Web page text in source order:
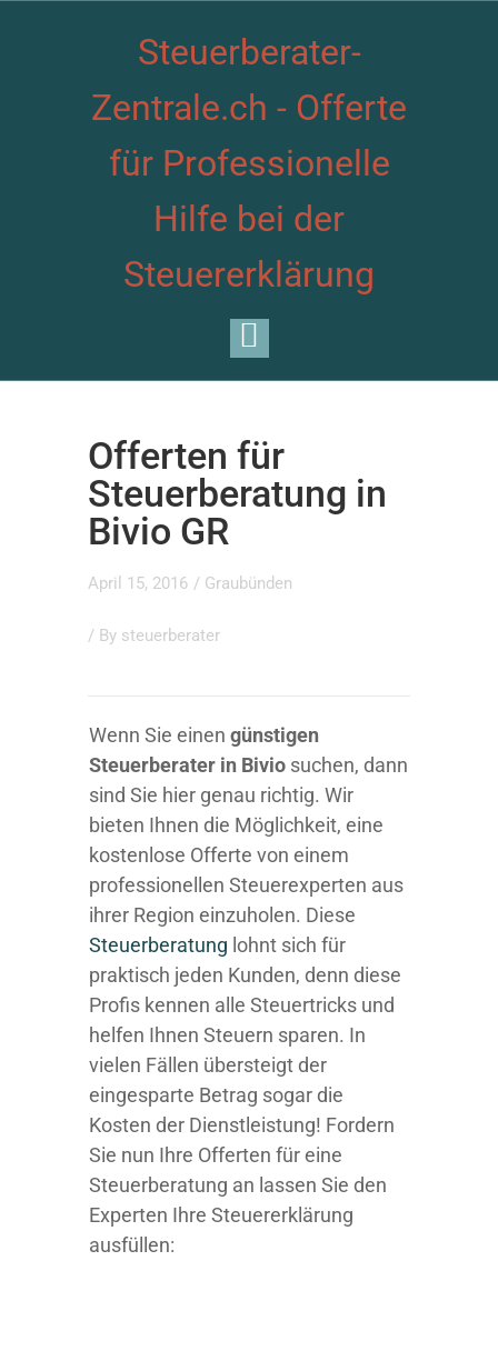
Steuerberater-
Zentrale.ch - Offerte
für Professionelle
Hilfe bei der
Steuererklärung
Offerten für
Steuerberatung in
Bivio GR
April 15, 2016 / Graubünden
/ By steuerberater
Wenn Sie einen günstigen
Steuerberater in Bivio suchen, dann
sind Sie hier genau richtig. Wir
bieten Ihnen die Möglichkeit, eine
kostenlose Offerte von einem
professionellen Steuerexperten aus
ihrer Region einzuholen. Diese
Steuerberatung lohnt sich für
praktisch jeden Kunden, denn diese
Profis kennen alle Steuertricks und
helfen Ihnen Steuern sparen. In
vielen Fällen übersteigt der
eingesparte Betrag sogar die
Kosten der Dienstleistung! Fordern
Sie nun Ihre Offerten für eine
Steuerberatung an lassen Sie den
Experten Ihre Steuererklärung
ausfüllen: